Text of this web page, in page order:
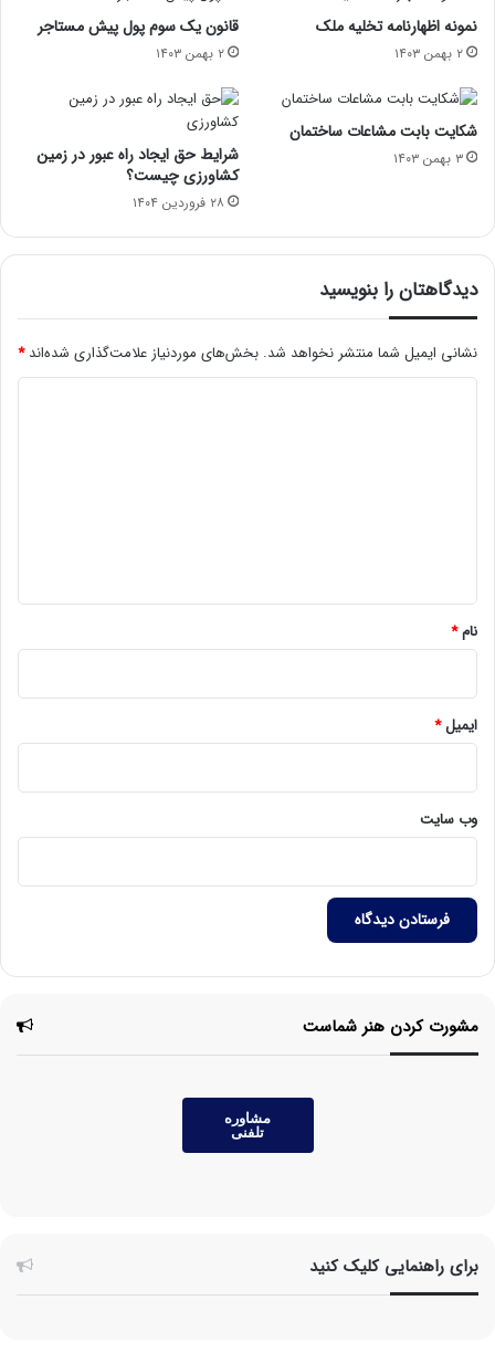
نمونه اظهارنامه تخلیه ملک
۲ بهمن ۱۴۰۳
قانون یک سوم پول پیش مستاجر
۲ بهمن ۱۴۰۳
شکایت بابت مشاعات ساختمان
۳ بهمن ۱۴۰۳
شرایط حق ایجاد راه عبور در زمین
کشاورزی چیست؟
۲۸ فروردین ۱۴۰۴
دیدگاهتان را بنویسید
نشانی ایمیل شما منتشر نخواهد شد. بخش‌های موردنیاز علامت‌گذاری شده‌اند*
نام*
ایمیل*
وب‌ سایت
مشورت کردن هنر شماست
مشاوره
تلفنی
برای راهنمایی کلیک کنید